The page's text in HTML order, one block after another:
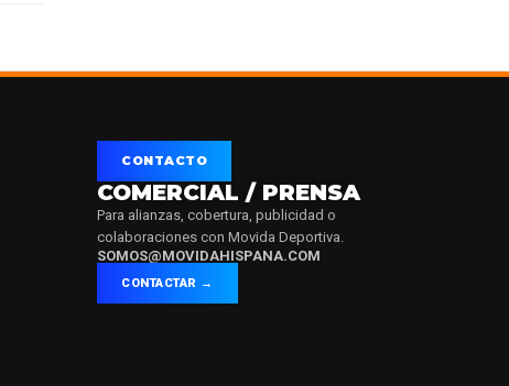
CONTACTO
COMERCIAL / PRENSA
Para alianzas, cobertura, publicidad o
colaboraciones con Movida Deportiva.
SOMOS@MOVIDAHISPANA.COM
CONTACTAR →